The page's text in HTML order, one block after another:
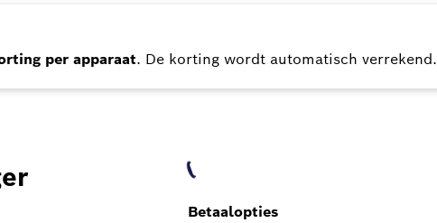
per apparaat. De korting wordt automatisch verrekend.
Betaalopties